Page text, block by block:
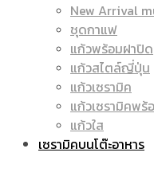
|
ราคา
New Arrival
ชุดกาแฟ
แก้วพร้อมฝาปิด
แก้วสไตล์ญี่ปุ่น
แก้วเซรามิค
แก้วเซรามิคพร้
แก้วใส
เซรามิคบนโต๊ะอาหาร